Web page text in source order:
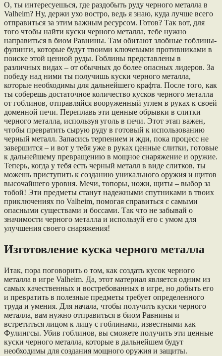
О, ты интересуешься, где раздобыть руду черного металла в
Valheim? Ну, держи ухо востро, ведь я знаю, куда лучше всего
отправиться за этим важным ресурсом. Готов? Так вот, для
того чтобы найти куски черного металла, тебе нужно
направиться в биом Равнины. Там обитают злобные гоблины-
фулинги, которые будут твоими ключевыми противниками в
поиске этой ценной руды. Гоблины представлены в
различных видах – от обычных до более опасных лидеров. За
победу над ними ты получишь куски черного металла,
которые необходимы для дальнейшего крафта. После того, как
ты соберешь достаточное количество кусков черного металла
от гоблинов, отправляйся вооруженный углем в руках к своей
доменной печи. Переплавь эти ценные обрывки в слитки
черного металла, используя уголь в печи. Этот этап важен,
чтобы превратить сырую руду в готовый к использованию
черный металл. Запасись терпением и жди, пока процесс не
завершится – и вот у тебя уже в руках ценные слитки, готовые
к дальнейшему превращению в мощное снаряжение и оружие.
Теперь, когда у тебя есть черный металл в виде слитков, ты
можешь приступить к созданию уникального оружия и щитов
высочайшего уровня. Мечи, топоры, ножи, щиты – выбор за
тобой! Эти предметы станут надежными спутниками в твоих
приключениях по Valheim, помогая справиться с самыми
опасными существами и боссами. Так что не забывай о
значимости черного металла и используй его с умом для
улучшения своего снаряжения!
Изготовление куска черного металла
Итак, пора поговорить о том, как создать кусок черного
металла в игре Valheim. Да, этот материал является одним из
самых качественных и востребованных в игре, но добыть его
и превратить в полезные предметы требует определенного
труда и умения. Для начала, чтобы получить куски черного
металла, вам нужно отправиться в биом Равнины и
встретиться лицом к лицу с гоблинами, известными как
Фулингсы. Убив гоблинов, вы сможете получить эти ценные
куски черного металла, которые в дальнейшем будут
необходимы для создания мощного оружия и защиты.